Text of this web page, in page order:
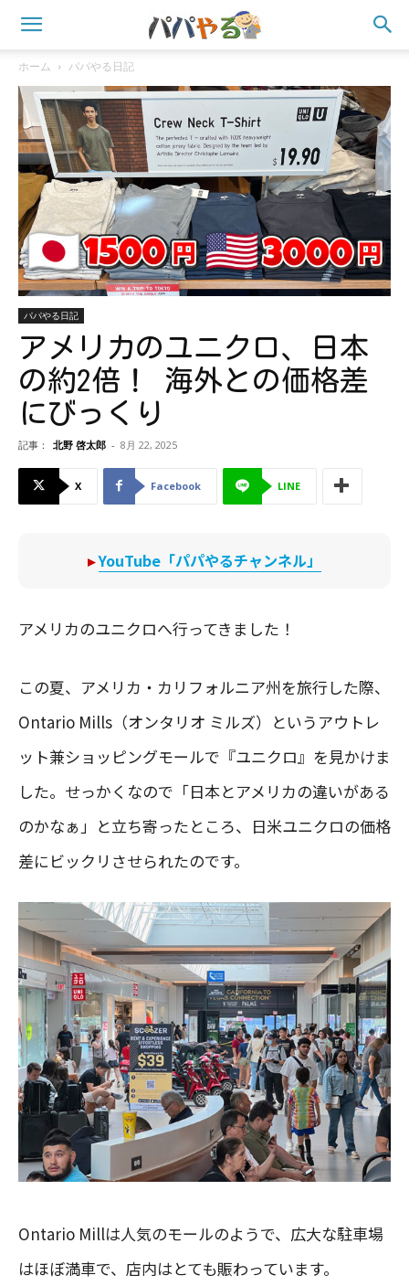
ホーム パパやる日記
パパやる日記
アメリカのユニクロ、日本
の約2倍！ 海外との価格差
にびっくり
記事： 北野 啓太郎 - 8月 22, 2025
X Facebook LINE
▸YouTube「パパやるチャンネル」
アメリカのユニクロへ行ってきました！
この夏、アメリカ・カリフォルニア州を旅行した際、
Ontario Mills（オンタリオ ミルズ）というアウトレ
ット兼ショッピングモールで『ユニクロ』を見かけま
した。せっかくなので「日本とアメリカの違いがある
のかなぁ」と立ち寄ったところ、日米ユニクロの価格
差にビックリさせられたのです。
Ontario Millは人気のモールのようで、広大な駐車場
はほぼ満車で、店内はとても賑わっています。